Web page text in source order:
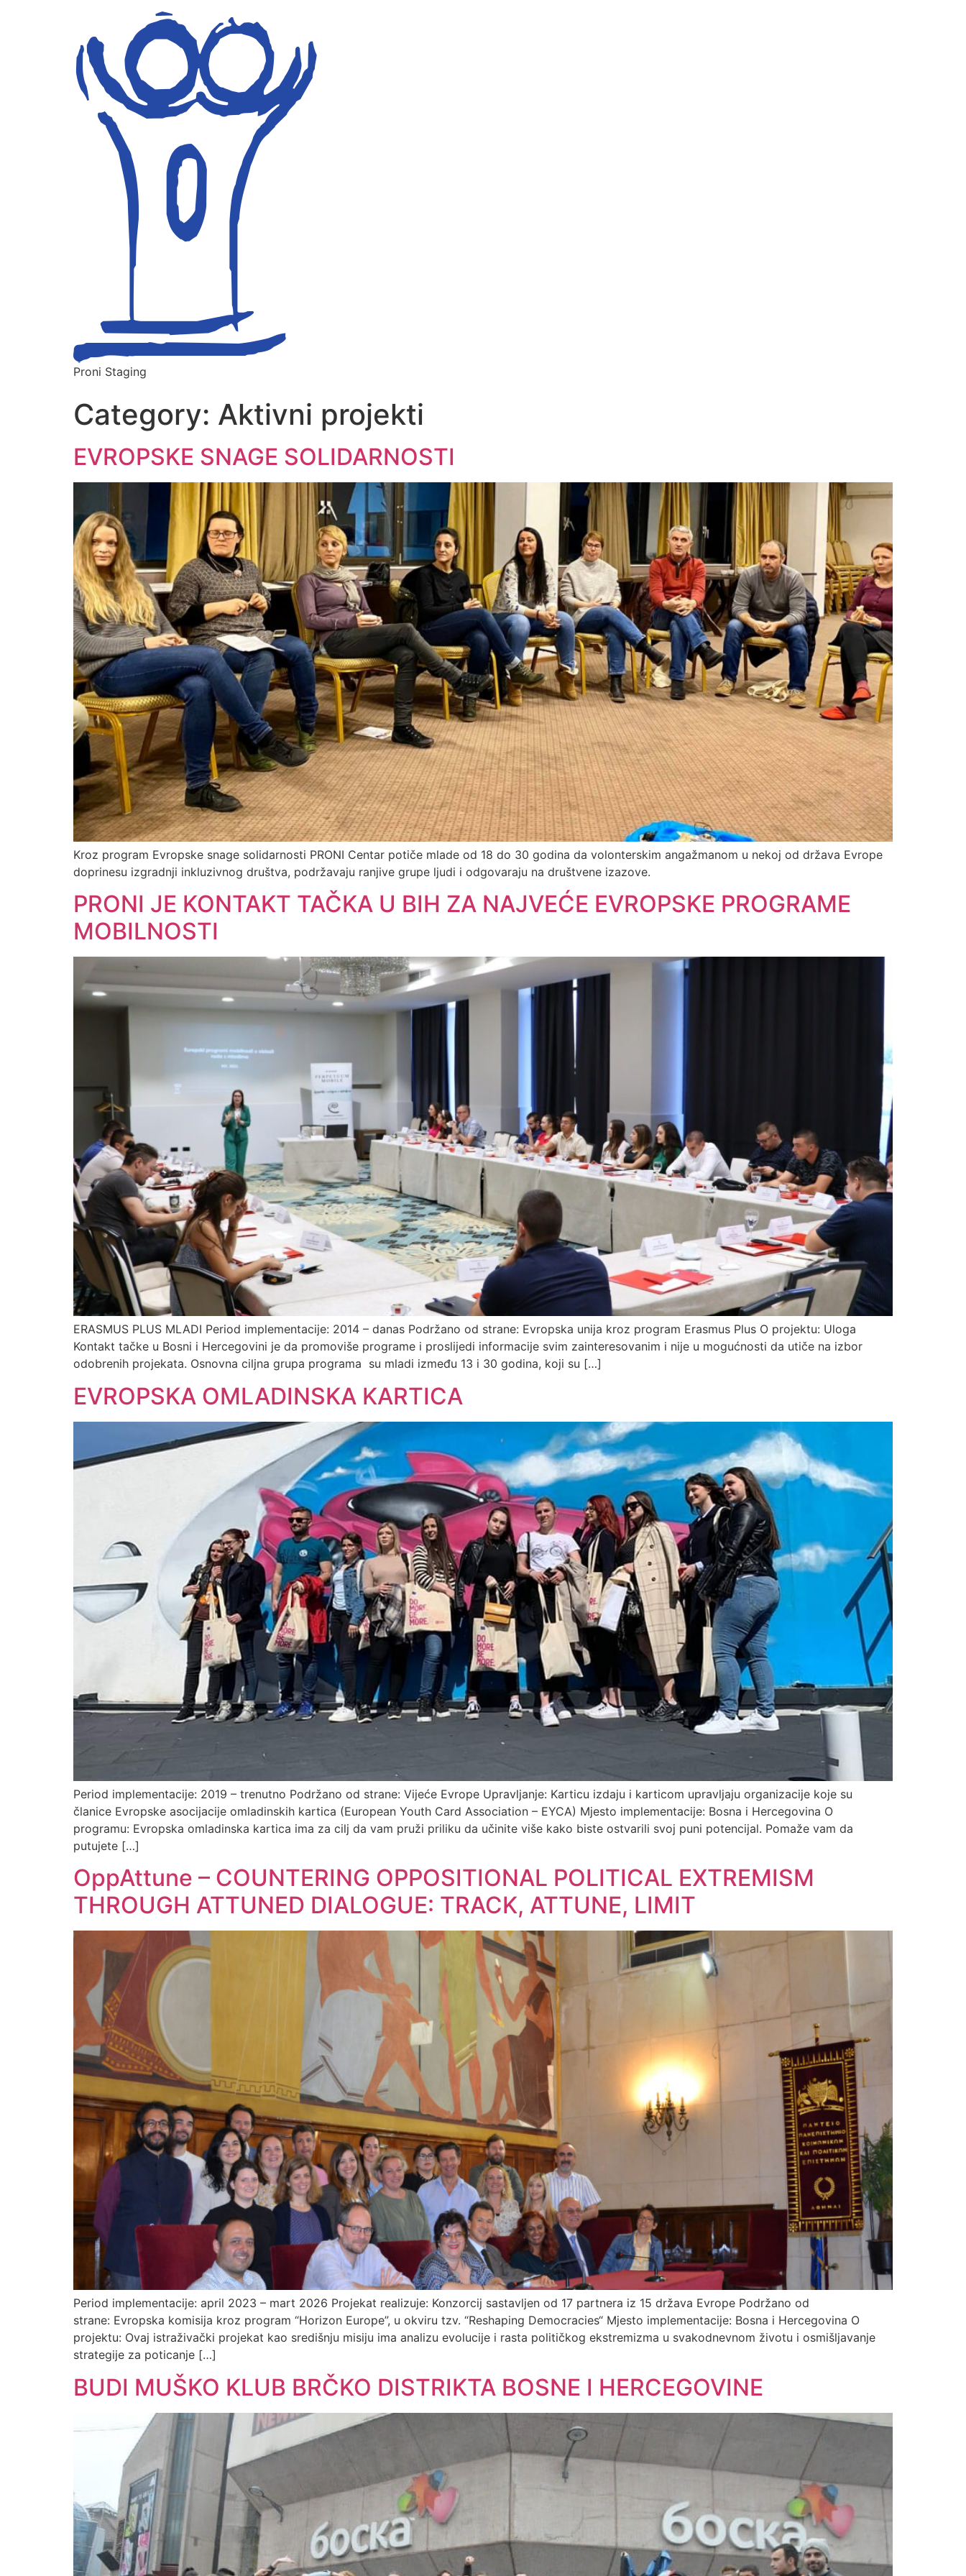
Proni Staging
Category: Aktivni projekti
EVROPSKE SNAGE SOLIDARNOSTI
Kroz program Evropske snage solidarnosti PRONI Centar potiče mlade od 18 do 30 godina da volonterskim angažmanom u nekoj od država Evrope
doprinesu izgradnji inkluzivnog društva, podržavaju ranjive grupe ljudi i odgovaraju na društvene izazove.
PRONI JE KONTAKT TAČKA U BIH ZA NAJVEĆE EVROPSKE PROGRAME
MOBILNOSTI
ERASMUS PLUS MLADI Period implementacije: 2014 – danas Podržano od strane: Evropska unija kroz program Erasmus Plus O projektu: Uloga
Kontakt tačke u Bosni i Hercegovini je da promoviše programe i proslijedi informacije svim zainteresovanim i nije u mogućnosti da utiče na izbor
odobrenih projekata. Osnovna ciljna grupa programa su mladi između 13 i 30 godina, koji su […]
EVROPSKA OMLADINSKA KARTICA
Period implementacije: 2019 – trenutno Podržano od strane: Vijeće Evrope Upravljanje: Karticu izdaju i karticom upravljaju organizacije koje su
članice Evropske asocijacije omladinskih kartica (European Youth Card Association – EYCA) Mjesto implementacije: Bosna i Hercegovina O
programu: Evropska omladinska kartica ima za cilj da vam pruži priliku da učinite više kako biste ostvarili svoj puni potencijal. Pomaže vam da
putujete […]
OppAttune – COUNTERING OPPOSITIONAL POLITICAL EXTREMISM
THROUGH ATTUNED DIALOGUE: TRACK, ATTUNE, LIMIT
Period implementacije: april 2023 – mart 2026 Projekat realizuje: Konzorcij sastavljen od 17 partnera iz 15 država Evrope Podržano od
strane: Evropska komisija kroz program “Horizon Europe”, u okviru tzv. “Reshaping Democracies“ Mjesto implementacije: Bosna i Hercegovina O
projektu: Ovaj istraživački projekat kao središnju misiju ima analizu evolucije i rasta političkog ekstremizma u svakodnevnom životu i osmišljavanje
strategije za poticanje […]
BUDI MUŠKO KLUB BRČKO DISTRIKTA BOSNE I HERCEGOVINE